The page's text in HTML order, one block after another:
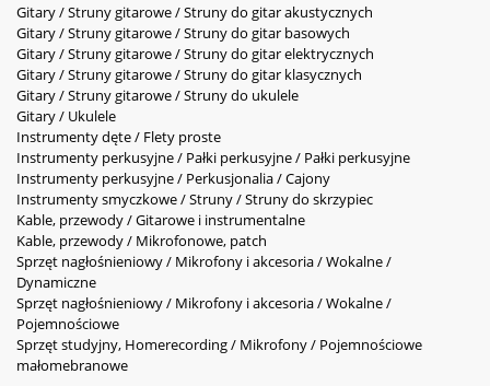
Gitary / Struny gitarowe / Struny do gitar akustycznych
Gitary / Struny gitarowe / Struny do gitar basowych
Gitary / Struny gitarowe / Struny do gitar elektrycznych
Gitary / Struny gitarowe / Struny do gitar klasycznych
Gitary / Struny gitarowe / Struny do ukulele
Gitary / Ukulele
Instrumenty dęte / Flety proste
Instrumenty perkusyjne / Pałki perkusyjne / Pałki perkusyjne
Instrumenty perkusyjne / Perkusjonalia / Cajony
Instrumenty smyczkowe / Struny / Struny do skrzypiec
Kable, przewody / Gitarowe i instrumentalne
Kable, przewody / Mikrofonowe, patch
Sprzęt nagłośnieniowy / Mikrofony i akcesoria / Wokalne /
Dynamiczne
Sprzęt nagłośnieniowy / Mikrofony i akcesoria / Wokalne /
Pojemnościowe
Sprzęt studyjny, Homerecording / Mikrofony / Pojemnościowe
małomebranowe